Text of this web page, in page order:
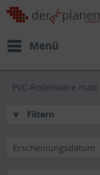
Menü
PVC-Rollenware
Filtern
Erscheinungsdatum